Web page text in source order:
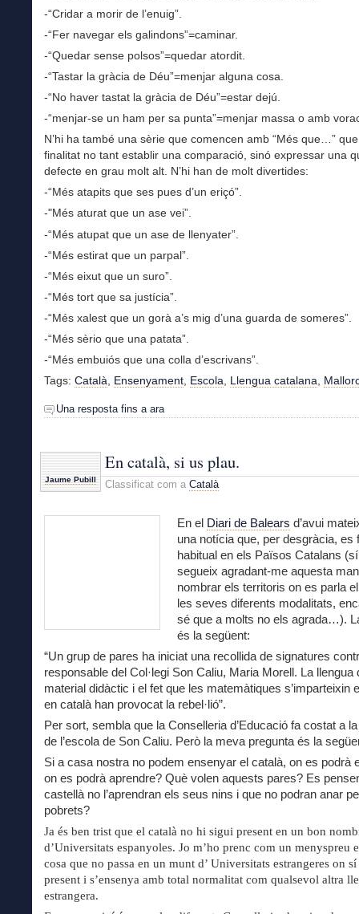
-“Cridar a morir de l’enuig”.
-“Fer navegar els galindons”=caminar.
-“Quedar sense polsos”=quedar atordit.
-“Tastar la gràcia de Déu”=menjar alguna cosa.
-“No haver tastat la gràcia de Déu”=estar dejú.
-“menjar-se un ham per sa punta”=menjar massa o amb
N’hi ha també una sèrie que comencen amb “Més que…”
finalitat no tant establir una comparació, sinó expressar una
defecte en grau molt alt. N’hi han de molt divertides:
-“Més atapits que ses pues d’un eriçó”.
-"Més aturat que un ase vei”.
-“Més atupat que un ase de llenyater”.
-“Més estirat que un parpal”.
-“Més eixut que un suro”.
-“Més tort que sa justícia”.
-“Més xalest que un gorà a’s mig d’una guarda de someres”.
-“Més sèrio que una patata”.
-“Més embuiós que una colla d’escrivans”.
Tags: Català Ensenyament Escola Llengua catalana
Una resposta fins a ara
Jaume Pubill
En català, si us plau.
Classificat com a Català
En el Diari de Balears d’avui
una notícia que, per desgràcia, es
habitual en els Països Catalans
segueix agradant-me aquesta
nombrar els territoris on es parla
les seves diferents modalitats,
sé que a molts no els agrada…).
és la següent:
“Un grup de pares ha iniciat una recollida de signatures
responsable del Col·legi Son Caliu, Maria Morell. La llengua
material didàctic i el fet que les matemàtiques s’imparteixin
en català han provocat la rebel·lió”.
Per sort, sembla que la Conselleria d’Educació fa costat a
de l’escola de Son Caliu. Però la meva pregunta és la
Si a casa nostra no podem ensenyar el català, on es podrà
on es podrà aprendre? Què volen aquests pares? Es
castellà no l’aprendran els seus nins i que no podran anar
pobrets?
Ja és ben trist que el català no hi sigui present en un bon
d’Universitats espanyoles. Jo m’ho prenc com un menyspreu
cosa que no passa en un munt d’ Universitats estrangeres on
present i s’ensenya amb total normalitat com qualsevol altra
estrangera.